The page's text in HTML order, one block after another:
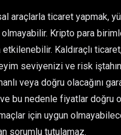
ticaret yapmak,
olmayabilir. Kripto para
Kaldıraçlı
seviyenizi ve risk
veya doğru olacağını
ve bu nedenle fiyatlar
için uygun
sorumlu tutulamaz.